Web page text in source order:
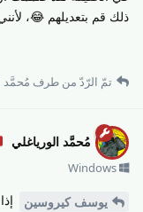
ذلك قم بتعديلهم 😂،
تمّ الرّدّ من طرف مُحمَّد
مُحمَّد الورياغلي
Windows
يوسف كيروسين